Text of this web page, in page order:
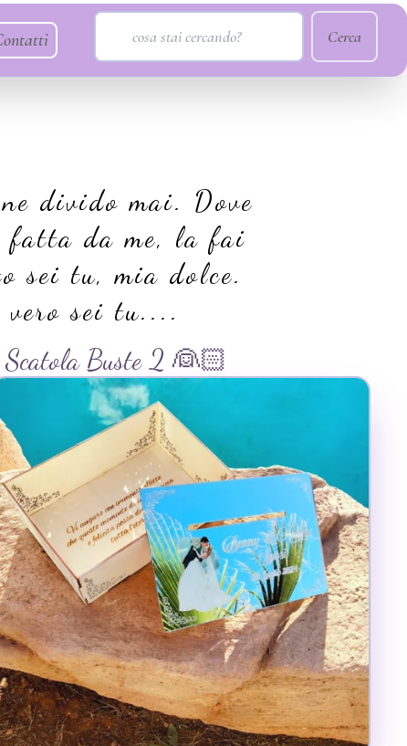
Cerca
divido mai. Dove
fatta da me, la fai
sei tu, mia dolce.
sei tu....
Scatola Buste 2 👰🏻